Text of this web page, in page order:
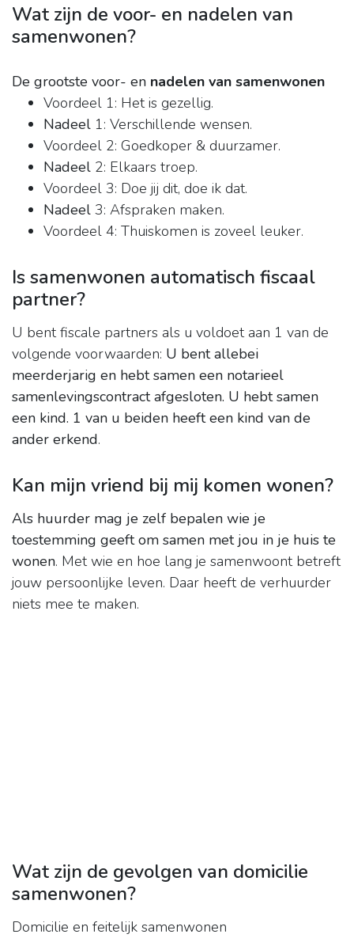
Wat zijn de voor- en nadelen van
samenwonen?
De grootste voor- en nadelen van samenwonen
Voordeel 1: Het is gezellig.
Nadeel 1: Verschillende wensen.
Voordeel 2: Goedkoper & duurzamer.
Nadeel 2: Elkaars troep.
Voordeel 3: Doe jij dit, doe ik dat.
Nadeel 3: Afspraken maken.
Voordeel 4: Thuiskomen is zoveel leuker.
Is samenwonen automatisch fiscaal
partner?
U bent fiscale partners als u voldoet aan 1 van de
volgende voorwaarden: U bent allebei
meerderjarig en hebt samen een notarieel
samenlevingscontract afgesloten. U hebt samen
een kind. 1 van u beiden heeft een kind van de
ander erkend.
Kan mijn vriend bij mij komen wonen?
Als huurder mag je zelf bepalen wie je
toestemming geeft om samen met jou in je huis te
wonen. Met wie en hoe lang je samenwoont betreft
jouw persoonlijke leven. Daar heeft de verhuurder
niets mee te maken.
Wat zijn de gevolgen van domicilie
samenwonen?
Domicilie en feitelijk samenwonen